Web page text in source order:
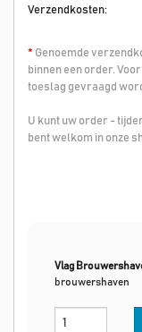
Verzendkosten:
* Genoemde
binnen een order.
toeslag gevraagd
U kunt uw order -
bent welkom in onze
Vlag
brouwershaven